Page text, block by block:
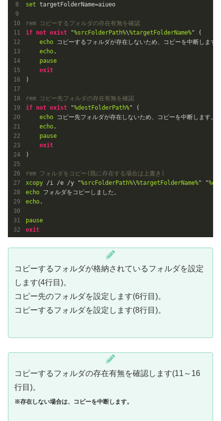
set
rem コピーするフォルダの存在有無を確認
if not exist "%srcFolderPath%\%targetFolderName%" (
echo コピーするフォルダが存在しないため、コピーを中断します
echo.
pause
exit
rem コピー先フォルダの存在有無を確認
if not exist "%destFolderPath%" (
echo コピー先フォルダが存在しないため、コピーを中断します。
echo.
pause
exit
rem フォルダをコピー(既に存在する場合は上書き)
xcopy /i /e /y "%srcFolderPath%\%targetFolderName%" "
echo
echo.
pause
exit
コピーするフォルダが格納されているフォルダを設定
します(4行目)。
コピー先のフォルダを設定します(6行目)。
コピーするフォルダを設定します(8行目)。
コピーするフォルダの存在有無を確認します(11～16
行目)。
※存在しない場合は、コピーを中断します。